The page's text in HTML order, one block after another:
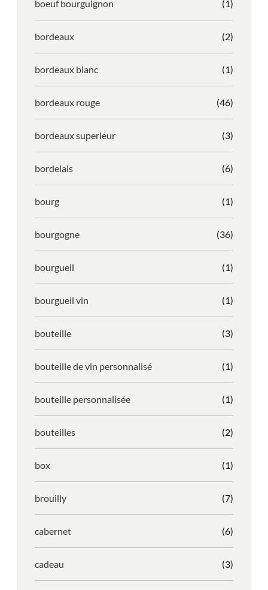
boeuf bourguignon (1)
bordeaux (2)
bordeaux blanc (1)
bordeaux rouge (46)
bordeaux superieur (3)
bordelais (6)
bourg (1)
bourgogne (36)
bourgueil (1)
bourgueil vin (1)
bouteille (3)
bouteille de vin personnalisé (1)
bouteille personnalisée (1)
bouteilles (2)
box (1)
brouilly (7)
cabernet (6)
cadeau (3)